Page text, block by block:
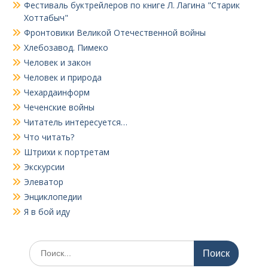
Фестиваль буктрейлеров по книге Л. Лагина "Старик
Хоттабыч"
Фронтовики Великой Отечественной войны
Хлебозавод. Пимеко
Человек и закон
Человек и природа
Чехардаинформ
Чеченские войны
Читатель интересуется…
Что читать?
Штрихи к портретам
Экскурсии
Элеватор
Энциклопедии
Я в бой иду
Поиск
по: